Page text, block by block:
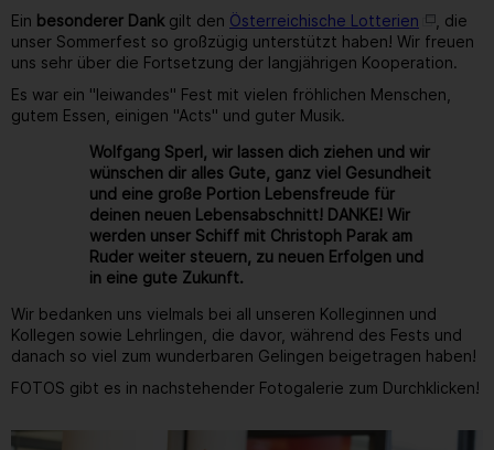
Ein besonderer Dank gilt den Österreichische Lotterien
, die
unser Sommerfest so großzügig unterstützt haben! Wir freuen
uns sehr über die Fortsetzung der langjährigen Kooperation.
Es war ein "leiwandes" Fest mit vielen fröhlichen Menschen,
gutem Essen, einigen "Acts" und guter Musik.
Wolfgang Sperl, wir lassen dich ziehen und wir
wünschen dir alles Gute, ganz viel Gesundheit
und eine große Portion Lebensfreude für
deinen neuen Lebensabschnitt! DANKE! Wir
werden unser Schiff mit Christoph Parak am
Ruder weiter steuern, zu neuen Erfolgen und
in eine gute Zukunft.
Wir bedanken uns vielmals bei all unseren Kolleginnen und
Kollegen sowie Lehrlingen, die davor, während des Fests und
danach so viel zum wunderbaren Gelingen beigetragen haben!
FOTOS gibt es in nachstehender Fotogalerie zum Durchklicken!
/ 264